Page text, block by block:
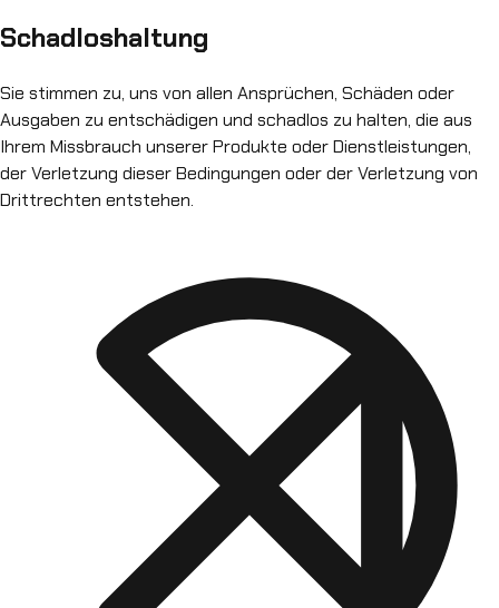
Schadloshaltung
Sie stimmen zu, uns von allen Ansprüchen, Schäden oder
Ausgaben zu entschädigen und schadlos zu halten, die aus
Ihrem Missbrauch unserer Produkte oder Dienstleistungen,
der Verletzung dieser Bedingungen oder der Verletzung von
Drittrechten entstehen.